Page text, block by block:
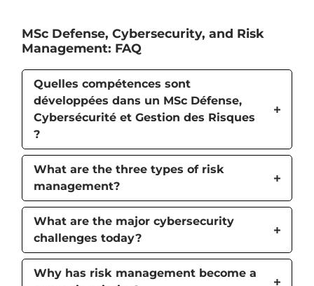
MSc Defense, Cybersecurity, and Risk
Management: FAQ
Quelles compétences sont
développées dans un MSc Défense,
Cybersécurité et Gestion des Risques
?
What are the three types of risk
management?
What are the major cybersecurity
challenges today?
Why has risk management become a